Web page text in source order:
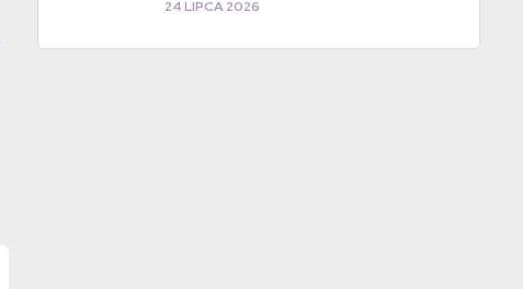
24 LIPCA 2026